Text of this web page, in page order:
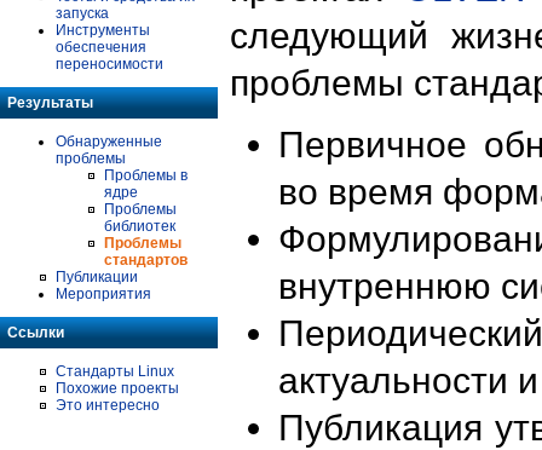
запуска
Инструменты
обеспечения
переносимости
Результаты
Обнаруженные
проблемы
Проблемы в
ядре
Проблемы
библиотек
Проблемы
стандартов
Публикации
Мероприятия
Ссылки
Стандарты Linux
Похожие проекты
Это интересно
следующий
проблемы
Первичное
во время
внутреннюю
актуальности
Публикация